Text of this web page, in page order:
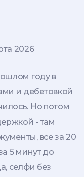
2026
году в
и дебетовкой
Но потом
- там
все за 20
5 минут до
селфи без